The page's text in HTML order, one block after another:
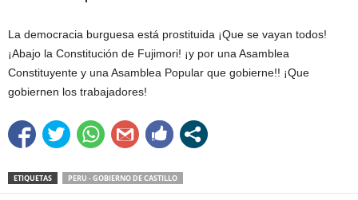
La democracia burguesa está prostituida ¡Que se vayan todos!
¡Abajo la Constitución de Fujimori! ¡y por una Asamblea
Constituyente y una Asamblea Popular que gobierne!! ¡Que
gobiernen los trabajadores!
ETIQUETAS PERU - GOBIERNO DE CASTILLO